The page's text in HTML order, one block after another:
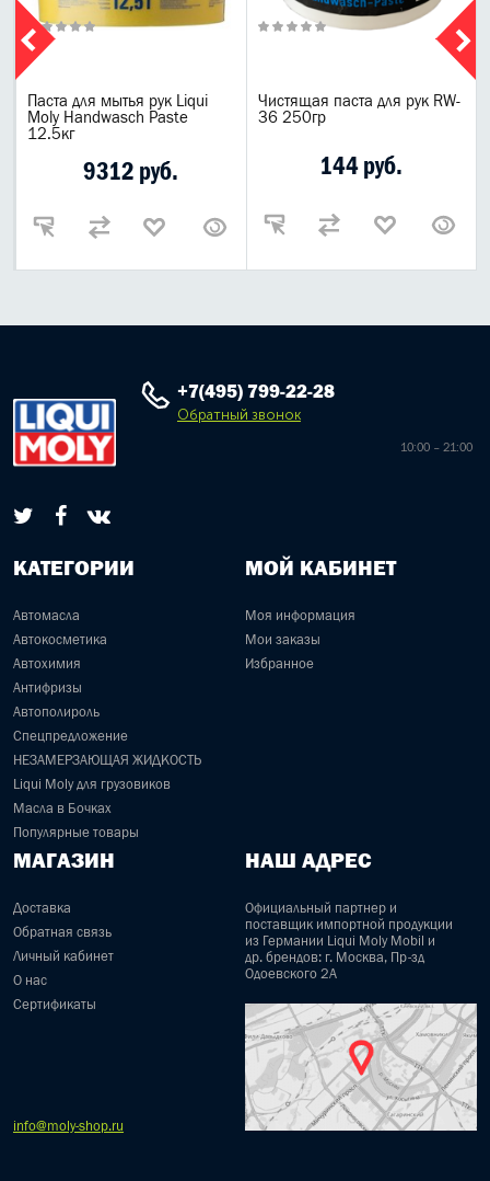
Паста для мытья рук Liqui
Moly Handwasch Paste
12.5кг
9312 руб.
Чистящая паста для рук RW-
36 250гр
144 руб.
+7(495) 799-22-28
Обратный звонок
10:00 – 21:00
КАТЕГОРИИ
Автомасла
Автокосметика
Автохимия
Антифризы
Автополироль
Спецпредложение
НЕЗАМЕРЗАЮЩАЯ ЖИДКОСТЬ
Liqui Moly для грузовиков
Масла в Бочках
Популярные товары
МОЙ КАБИНЕТ
Моя информация
Мои заказы
Избранное
МАГАЗИН
Доставка
Обратная связь
Личный кабинет
О нас
Сертификаты
НАШ АДРЕС
Официальный партнер и
поставщик импортной продукции
из Германии Liqui Moly Mobil и
др. брендов: г. Москва, Пр-зд
Одоевского 2А
info@moly-shop.ru